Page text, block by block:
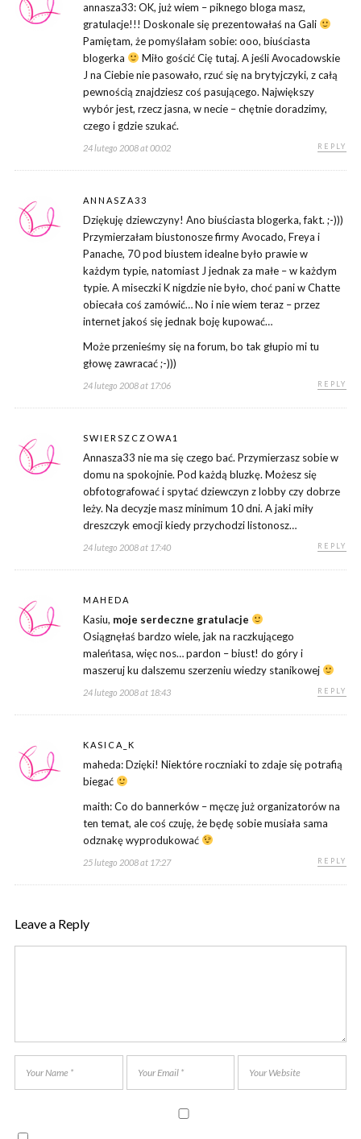
annasza33: OK, już wiem – piknego bloga masz,
gratulacje!!! Doskonale się prezentowałaś na Gali
Pamiętam, że pomyślałam sobie: ooo, biuściasta
blogerka
Miło gościć Cię tutaj. A jeśli Avocadowskie
J na Ciebie nie pasowało, rzuć się na brytyjczyki, z całą
pewnością znajdziesz coś pasującego. Największy
wybór jest, rzecz jasna, w necie – chętnie doradzimy,
czego i gdzie szukać.
24 lutego 2008 at 00:02 REPLY
ANNASZA33
Dziękuję dziewczyny! Ano biuściasta blogerka, fakt. ;-)))
Przymierzałam biustonosze firmy Avocado, Freya i
Panache, 70 pod biustem idealne było prawie w
każdym typie, natomiast J jednak za małe – w każdym
typie. A miseczki K nigdzie nie było, choć pani w Chatte
obiecała coś zamówić… No i nie wiem teraz – przez
internet jakoś się jednak boję kupować…
Może przenieśmy się na forum, bo tak głupio mi tu
głowę zawracać ;-)))
24 lutego 2008 at 17:06 REPLY
SWIERSZCZOWA1
Annasza33 nie ma się czego bać. Przymierzasz sobie w
domu na spokojnie. Pod każdą bluzkę. Możesz się
obfotografować i spytać dziewczyn z lobby czy dobrze
leży. Na decyzje masz minimum 10 dni. A jaki miły
dreszczyk emocji kiedy przychodzi listonosz…
24 lutego 2008 at 17:40 REPLY
MAHEDA
Kasiu, moje serdeczne gratulacje
Osiągnęłaś bardzo wiele, jak na raczkującego
maleńtasa, więc nos… pardon – biust! do góry i
maszeruj ku dalszemu szerzeniu wiedzy stanikowej
24 lutego 2008 at 18:43 REPLY
KASICA_K
maheda: Dzięki! Niektóre roczniaki to zdaje się potrafią
biegać
maith: Co do bannerków – męczę już organizatorów na
ten temat, ale coś czuję, że będę sobie musiała sama
odznakę wyprodukować
25 lutego 2008 at 17:27 REPLY
Leave a Reply